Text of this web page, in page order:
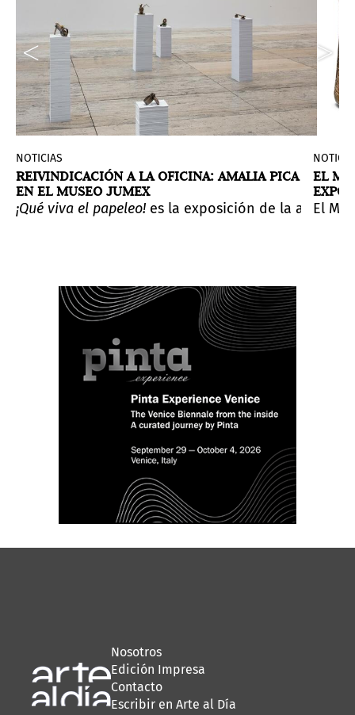
de lo sobrenatural en el arte maya del periodo
latinoamericanas. La ganadora Ana Gallardo,
con 143 obras. Se trata de la muestra más
Mississauga presentóGUT_BRAIN, una serie
NOTICIAS
REIVINDICACIÓN A LA OFICINA: AMALIA PICA
EN EL MUSEO JUMEX
¡Qué viva el papeleo! es la exposición de la artista
EL
El
Nosotros
Edición Impresa
Contacto
Escribir en Arte al Día